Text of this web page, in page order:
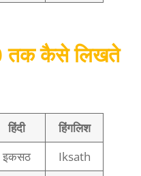
तक कैसे लिखते
हिंदी
हिंगलिश
इकसठ Iksath